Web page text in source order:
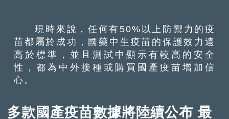
現時來說，任何有50%以上防禦力的疫
苗都屬於成功，國藥中生疫苗的保護效力遠
高於標準，並且測試中顯示有較高的安全
性，都為中外接種或購買國產疫苗增加信
心。
多款國產疫苗數據將陸續公布 最